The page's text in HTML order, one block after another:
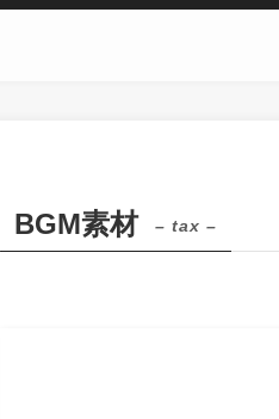
BGM素材 – tax –